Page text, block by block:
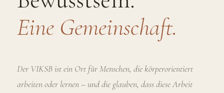
Eine Gemeinschaft.
Der VIKSB ist ein Ort für Menschen, die körperorientiert
arbeiten oder lernen – und die glauben, dass diese Arbeit